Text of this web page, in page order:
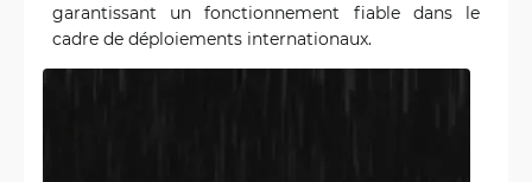
garantissant un fonctionnement fiable dans le
cadre de déploiements internationaux.